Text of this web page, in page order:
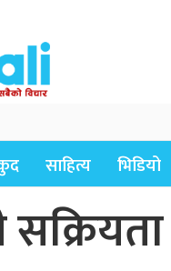
साहित्य भिडियो